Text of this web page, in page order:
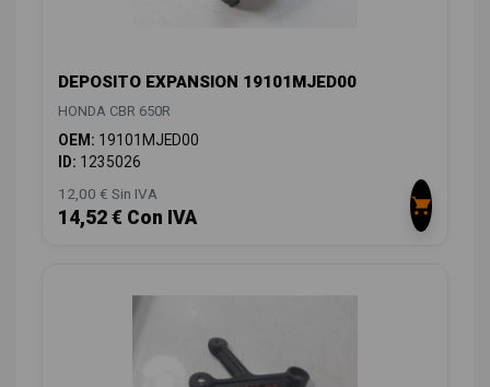
DEPOSITO EXPANSION 19101MJED00
HONDA CBR 650R
OEM: 19101MJED00
ID: 1235026
12,00 € Sin IVA
14,52 € Con IVA